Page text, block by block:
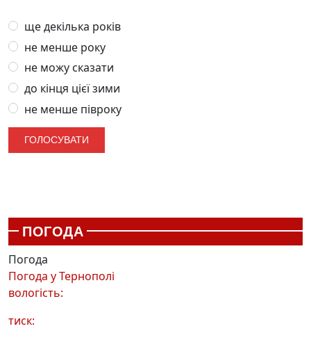
ще декілька років
не менше року
не можу сказати
до кінця цієї зими
не менше півроку
ПОГОДА
Погода
Погода уТернополі
вологість:
тиск: